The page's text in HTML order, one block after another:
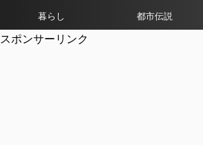
暮らし 都市伝説
スポンサーリンク